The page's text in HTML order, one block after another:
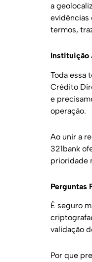
a
evidências
termos,
Instituição
Toda essa
Crédito
e
operação.
Ao unir a
321bank
prioridade
Perguntas
É seguro
validação
Por que